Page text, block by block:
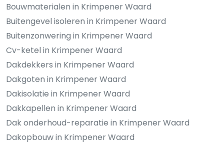
Bouwmaterialen in Krimpener Waard
Buitengevel isoleren in Krimpener Waard
Buitenzonwering in Krimpener Waard
Cv-ketel in Krimpener Waard
Dakdekkers in Krimpener Waard
Dakgoten in Krimpener Waard
Dakisolatie in Krimpener Waard
Dakkapellen in Krimpener Waard
Dak onderhoud-reparatie in Krimpener Waard
Dakopbouw in Krimpener Waard